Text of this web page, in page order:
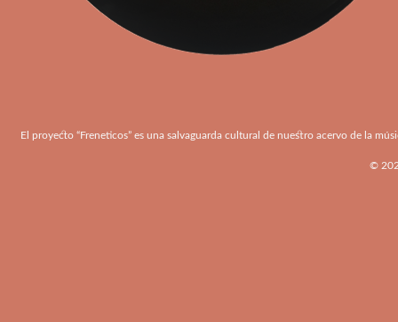
El proyecto “Freneticos” es una salvaguarda cultural de nuestro acervo de la
©